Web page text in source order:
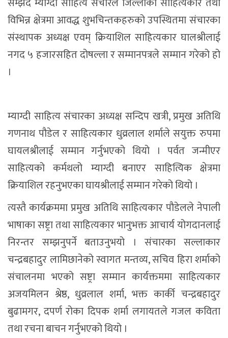
विभिन्न क्षेत्रमा आवद्ध शुभचिन्तकहरुको उपस्थितमा संचारका
संस्थापक अध्यक्ष एवम् क्रियाशिल साहित्यकार घालश्रीलाई
नगद ५ हजारसहित दोषल्ला र सम्मानपत्रले सम्मान गरेको हो
।
म्याग्दी साहित्य संचारका अध्यक्ष सन्दिप खत्री, प्रमुख अतिथि
गणनाथ पौडेल र साहित्यकार धुव्रलाल शर्माले सयुक्त रुपमा
घायलश्रीलाई सम्मान गर्नुभएको थियो । पर्वत जन्मीएर
साहित्यको कर्मथलो म्याग्दी बनाएर साहित्यिक क्षेत्रमा
क्रियाशिल रहनुभएका घायश्रीलाई सम्मान गरेको थियो ।
त्यस्तै कार्यक्रममा प्रमुख अतिथि साहित्यकार पौडेलले नेपाली
भाषाका सष्ट्रा तथा साहित्यकार भानुभक्त आचार्य योगदानलाई
निरन्तर सम्झनुपर्ने बताउनुभयो । संचारका सल्लाकार
चन्द्रबहादुर लामिछानेको स्वागत मन्तव्य, सचिव हिरा शर्माको
संचालनमा भएको सष्ट्रा सम्मान कार्यक्तममा साहित्यकार
अजयमिलन श्रेष्ठ, धुव्रलाल शर्मा, भक्त कार्की चन्द्रबहादुर
बुढामगर, दपर्ण रोका दिपक शर्मा लगायतले गजल कविता
तथा रचना बाचन गर्नुभएको थियो ।